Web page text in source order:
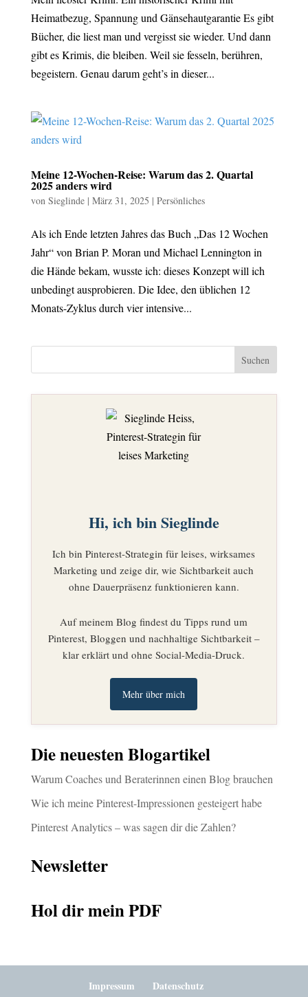
Heimatbezug, Spannung und Gänsehautgarantie Es gibt
Bücher, die liest man und vergisst sie wieder. Und dann
gibt es Krimis, die bleiben. Weil sie fesseln, berühren,
begeistern. Genau darum geht’s in dieser...
Meine 12-Wochen-Reise: Warum das 2. Quartal
2025 anders wird
von Sieglinde| März 31, 2025 | Persönliches
Als ich Ende letzten Jahres das Buch „Das 12 Wochen
Jahr“ von Brian P. Moran und Michael Lennington in
die Hände bekam, wusste ich: dieses Konzept will ich
unbedingt ausprobieren. Die Idee, den üblichen 12
Monats-Zyklus durch vier intensive...
Hi, ich bin Sieglinde
Ich bin Pinterest-Strategin für leises, wirksames
Marketing und zeige dir, wie Sichtbarkeit auch
ohne Dauerpräsenz funktionieren kann.
Auf meinem Blog findest du Tipps rund um
Pinterest, Bloggen und nachhaltige Sichtbarkeit –
klar erklärt und ohne Social-Media-Druck.
Mehr über mich
Die neuesten Blogartikel
Warum Coaches und Beraterinnen einen Blog brauchen
Wie ich meine Pinterest-Impressionen gesteigert habe
Pinterest Analytics – was sagen dir die Zahlen?
Newsletter
Hol dir mein PDF
Impressum Datenschutz